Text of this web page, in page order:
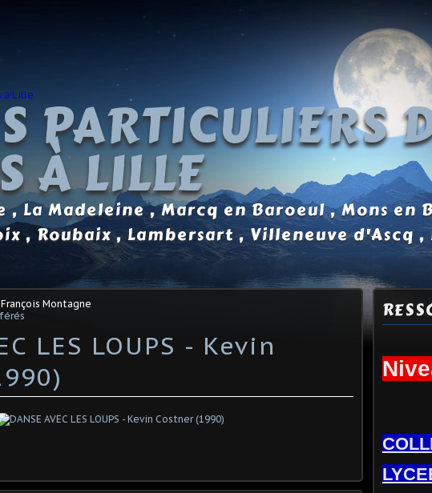
PARTICULIERS
À LILLE
, La Madeleine , Marcq en Baroeul , Mons en
, Roubaix , Lambersart , Villeneuve d'Ascq ,
Montagne
LES LOUPS - Kevin